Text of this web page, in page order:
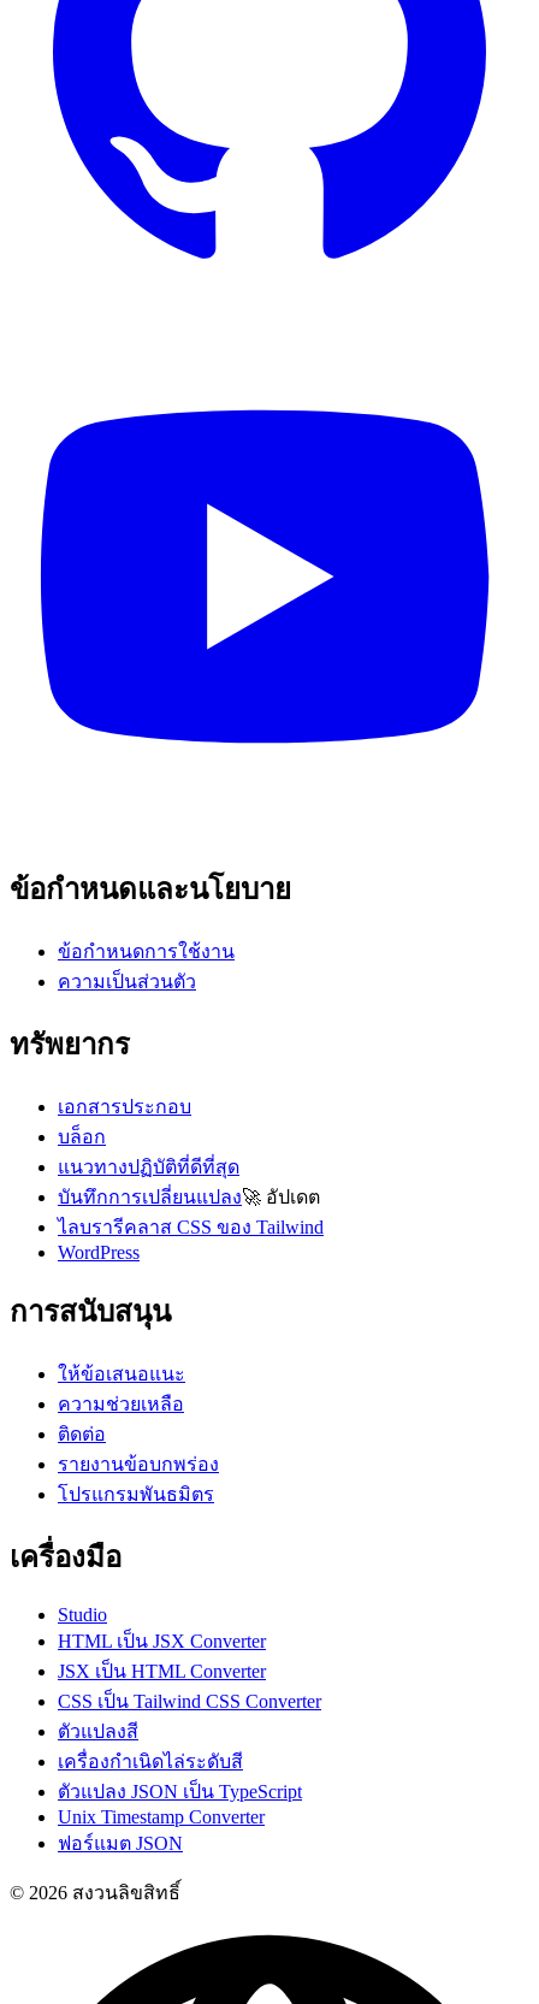
ข้อกำหนดและนโยบาย
ข้อกำหนดการใช้งาน
ความเป็นส่วนตัว
ทรัพยากร
เอกสารประกอบ
บล็อก
แนวทางปฏิบัติที่ดีที่สุด
บันทึกการเปลี่ยนแปลง🚀 อัปเดต
ไลบรารีคลาส CSS ของ Tailwind
WordPress
การสนับสนุน
ให้ข้อเสนอแนะ
ความช่วยเหลือ
ติดต่อ
รายงานข้อบกพร่อง
โปรแกรมพันธมิตร
เครื่องมือ
Studio
HTML เป็น JSX Converter
JSX เป็น HTML Converter
CSS เป็น Tailwind CSS Converter
ตัวแปลงสี
เครื่องกำเนิดไล่ระดับสี
ตัวแปลง JSON เป็น TypeScript
Unix Timestamp Converter
ฟอร์แมต JSON
© 2026 สงวนลิขสิทธิ์